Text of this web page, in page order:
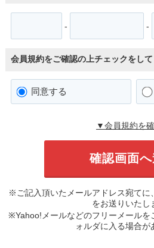
- -
会員規約をご確認の上チェックをし
同意する
▼会員規約を
※ご記入頂いたメールアドレス宛てに
をお送りいたし
※Yahoo!メールなどのフリーメールを
ォルダに入る場合が